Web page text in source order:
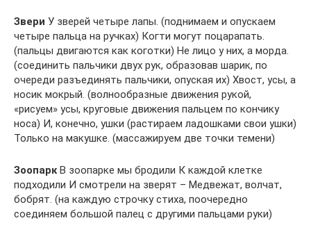
Звери У зверей четыре лапы. (поднимаем и опускаем
четыре пальца на ручках) Когти могут поцарапать.
(пальцы двигаются как коготки) Не лицо у них, а морда.
(соединить пальчики двух рук, образовав шарик, по
очереди разъединять пальчики, опуская их) Хвост, усы, а
носик мокрый. (волнообразные движения рукой,
«рисуем» усы, круговые движения пальцем по кончику
носа) И, конечно, ушки (растираем ладошками свои ушки)
Только на макушке. (массажируем две точки темени)
ЗоопаркВ зоопарке мы бродили К каждой клетке
подходили И смотрели на зверят – Медвежат, волчат,
бобрят. (на каждую строчку стиха, поочередно
соединяем большой палец с другими пальцами руки)